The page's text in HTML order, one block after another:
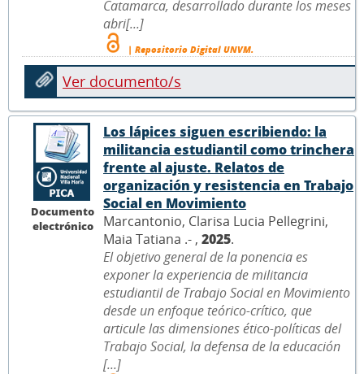
Catamarca, desarrollado durante los meses
abri[...]
| Repositorio Digital UNVM.
Ver documento/s
Documento
electrónico
Los lápices siguen escribiendo: la
militancia estudiantil como trinchera
frente al ajuste. Relatos de
organización y resistencia en Trabajo
Social en Movimiento
Marcantonio, Clarisa Lucia Pellegrini,
Maia Tatiana .- , 2025.
El objetivo general de la ponencia es
exponer la experiencia de militancia
estudiantil de Trabajo Social en Movimiento
desde un enfoque teórico-crítico, que
articule las dimensiones ético-políticas del
Trabajo Social, la defensa de la educación
[...]